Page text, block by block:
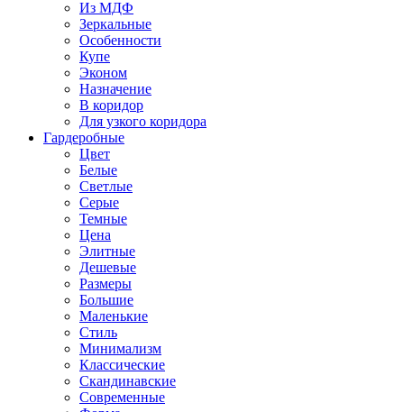
Из МДФ
Зеркальные
Особенности
Купе
Эконом
Назначение
В коридор
Для узкого коридора
Гардеробные
Цвет
Белые
Светлые
Серые
Темные
Цена
Элитные
Дешевые
Размеры
Большие
Маленькие
Стиль
Минимализм
Классические
Скандинавские
Современные